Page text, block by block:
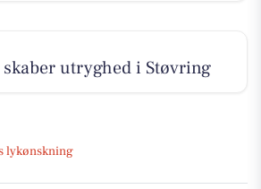
utryghed i Støvring
lykønskning